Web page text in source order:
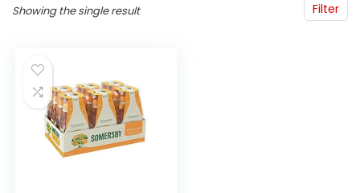
Filter
Showing the single result